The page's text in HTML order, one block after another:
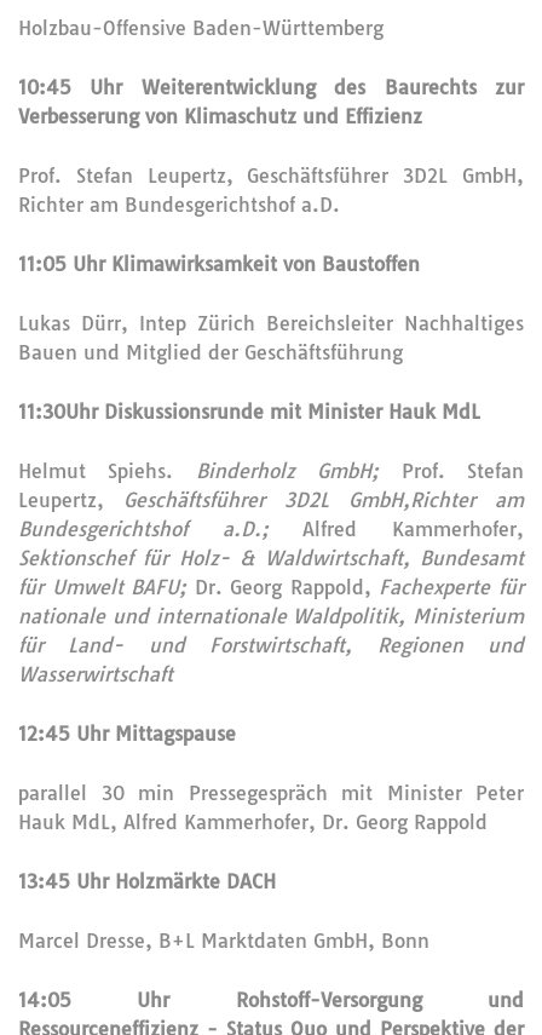
Holzbau-Offensive Baden-Württemberg
10:45 Uhr Weiterentwicklung des Baurechts zur
Verbesserung von Klimaschutz und Effizienz
Prof. Stefan Leupertz, Geschäftsführer 3D2L GmbH,
Richter am Bundesgerichtshof a.D.
11:05 Uhr Klimawirksamkeit von Baustoffen
Lukas Dürr, Intep Zürich Bereichsleiter Nachhaltiges
Bauen und Mitglied der Geschäftsführung
11:30Uhr Diskussionsrunde mit Minister Hauk MdL
Helmut Spiehs. Binderholz GmbH; Prof. Stefan
Leupertz, Geschäftsführer 3D2L GmbH,Richter am
Bundesgerichtshof a.D.;Alfred Kammerhofer,
Sektionschef für Holz- & Waldwirtschaft, Bundesamt
für Umwelt BAFU; Dr. Georg Rappold, Fachexperte für
nationale und internationale Waldpolitik, Ministerium
für Land- und Forstwirtschaft, Regionen und
Wasserwirtschaft
12:45 Uhr Mittagspause
parallel 30 min Pressegespräch mit Minister Peter
Hauk MdL, Alfred Kammerhofer, Dr. Georg Rappold
13:45 Uhr Holzmärkte DACH
Marcel Dresse, B+L Marktdaten GmbH, Bonn
14:05 Uhr Rohstoff-Versorgung und
Ressourceneffizienz - Status Quo und Perspektive der